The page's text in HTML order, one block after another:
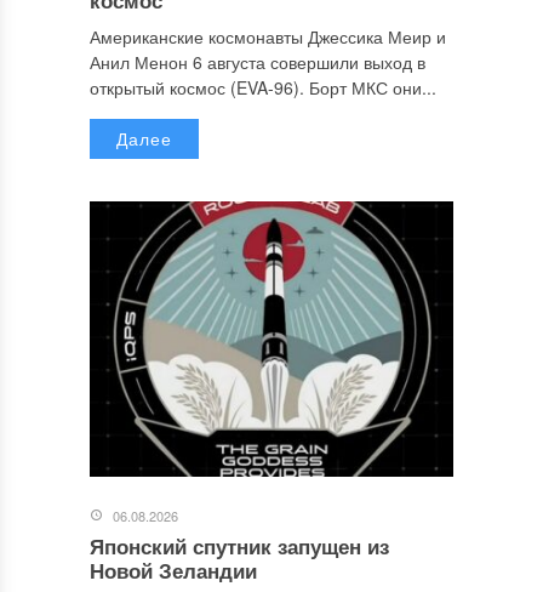
Американские космонавты Джессика Меир и
Анил Менон 6 августа совершили выход в
открытый космос (EVA-96). Борт МКС они...
Далее
06.08.2026
Японский спутник запущен из
Новой Зеландии